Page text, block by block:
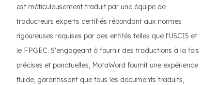
est méticuleusement traduit par une équipe de
traducteurs experts certifiés répondant aux normes
rigoureuses requises par des entités telles que l'USCIS et
le FPGEC. S'engageant à fournir des traductions à la fois
précises et ponctuelles, MotaWord fournit une expérience
fluide, garantissant que tous les documents traduits,